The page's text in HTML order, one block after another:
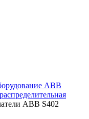
ABB
ABB S402